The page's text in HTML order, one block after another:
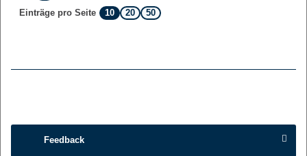
Einträge pro Seite
10 20 50
Feedback